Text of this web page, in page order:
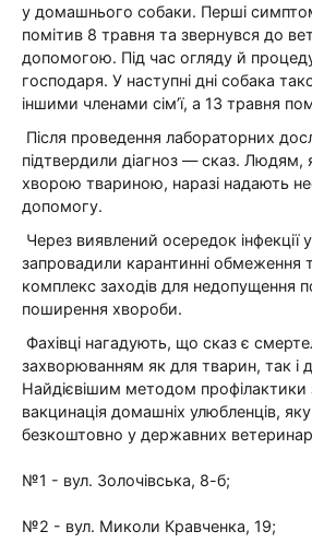
у домашнього собаки. Перші
помітив 8 травня та звернувся до
допомогою. Під час огляду й
господаря. У наступні дні собака
іншими членами сім’ї, а 13 травня
Після проведення лабораторних
підтвердили діагноз — сказ. Людям,
хворою твариною, наразі надають
допомогу.
Через виявлений осередок інфекції
запровадили карантинні обмеження
комплекс заходів для недопущення
поширення хвороби.
Фахівці нагадують, що сказ є
захворюванням як для тварин, так і
Найдієвішим методом профілактики
вакцинація домашніх улюбленців,
безкоштовно у державних
№1 - вул. Золочівська, 8-б;
№2 - вул. Миколи Кравченка, 19;